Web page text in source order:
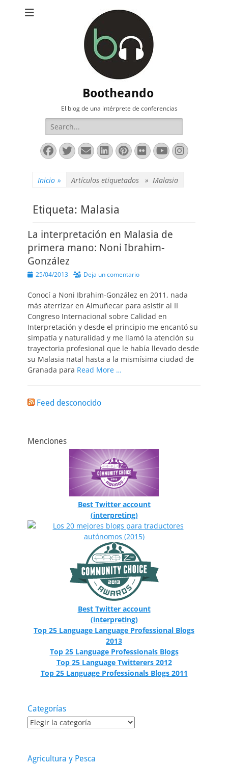
Bootheando
El blog de una intérprete de conferencias
Buscar:
Facebook
Twitter
Correo
electrónico
LinkedIn
Pinterest
FlickrYouTube
Inicio » Artículos etiquetados » Malasia
Etiqueta: Malasia
La interpretación en Malasia de
primera mano: Noni Ibrahim-
González
Publicado
25/04/2013 Deja un comentario
Conocí a Noni Ibrahim-González en 2011, nada
más aterrizar en Almuñecar para asistir al II
Congreso Internacional sobre Calidad en
Interpretación y desde el principio me encantó su
simpatía y naturalidad y me llamó la atención su
trayectoria profesional que le había llevado desde
su Malasia natal hasta a la mismísima ciudad de
Granada para Read More …
Feed desconocido
Menciones
Best Twitter account
(interpreting)
Best Twitter account
(interpreting)
Top 25 Language Language Professional Blogs
2013
Top 25 Language Professionals Blogs
Top 25 Language Twitterers 2012
Top 25 Language Professionals Blogs 2011
Categorías
Categorías
Agricultura y Pesca